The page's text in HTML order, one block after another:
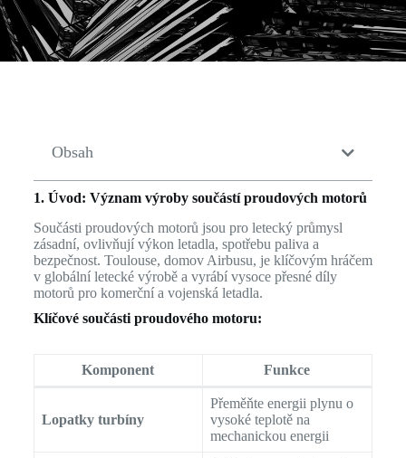
Obsah
1. Úvod: Význam výroby součástí proudových motorů
Součásti proudových motorů jsou pro letecký průmysl
zásadní, ovlivňují výkon letadla, spotřebu paliva a
bezpečnost. Toulouse, domov Airbusu, je klíčovým hráčem
v globální letecké výrobě a vyrábí vysoce přesné díly
motorů pro komerční a vojenská letadla.
Klíčové součásti proudového motoru:
Komponent Funkce
Lopatky turbíny
Přeměňte energii plynu o
vysoké teplotě na
mechanickou energii